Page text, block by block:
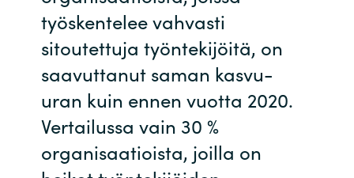
työskentelee vahvasti
sitoutettuja työntekijöitä, on
saavuttanut saman kasvu-
uran kuin ennen vuotta 2020.
Vertailussa vain 30 %
organisaatioista, joilla on